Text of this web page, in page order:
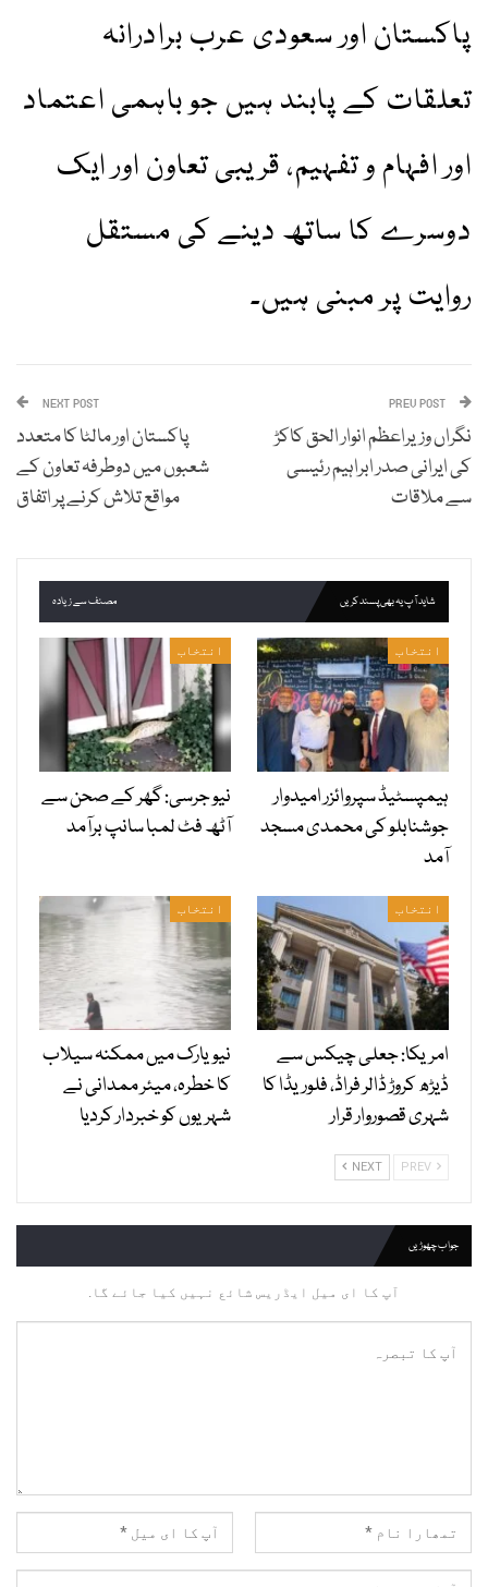
پاکستان اور سعودی عرب برادرانہ
تعلقات کے پابند ہیں جو باہمی اعتماد
اور افہام و تفہیم، قریبی تعاون اور ایک
دوسرے کا ساتھ دینے کی مستقل
روایت پر مبنی ہیں۔
نگراں وزیراعظم انوار الحق کاکڑ
کی ایرانی صدر ابراہیم رئیسی
سے ملاقات
NEXT POST
پاکستان اور مالٹا کا متعدد
شعبوں میں دوطرفہ تعاون کے
مواقع تلاش کرنے پر اتفاق
شاید آپ یہ بھی پسند کریں مصنف سے زیادہ
انتخاب
ہیمپسٹیڈ سپروائزر امیدوار
جوشنابلو کی محمدی مسجد
آمد
انتخاب
نیو جرسی: گھر کے صحن سے
آٹھ فٹ لمبا سانپ برآمد
انتخاب
امریکا: جعلی چیکس سے
ڈیڑھ کروڑ ڈالر فراڈ، فلوریڈا کا
شہری قصوروار قرار
انتخاب
نیویارک میں ممکنہ سیلاب
کا خطرہ، میئر ممدانی نے
شہریوں کو خبردار کردیا
NEXT
جواب چھوڑیں
آپ کا ای میل ایڈریس شائع نہیں کیا جائے گا.